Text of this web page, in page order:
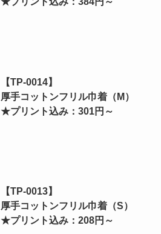
【TP-0014】
厚手コットンフリル巾着（M）
★プリント込み：301円～
【TP-0013】
厚手コットンフリル巾着（S）
★プリント込み：208円～